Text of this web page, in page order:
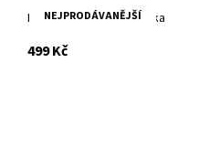
NEJPRODÁVANĚJŠÍ
Kožená hnědá peněženka
499 Kčs DPH